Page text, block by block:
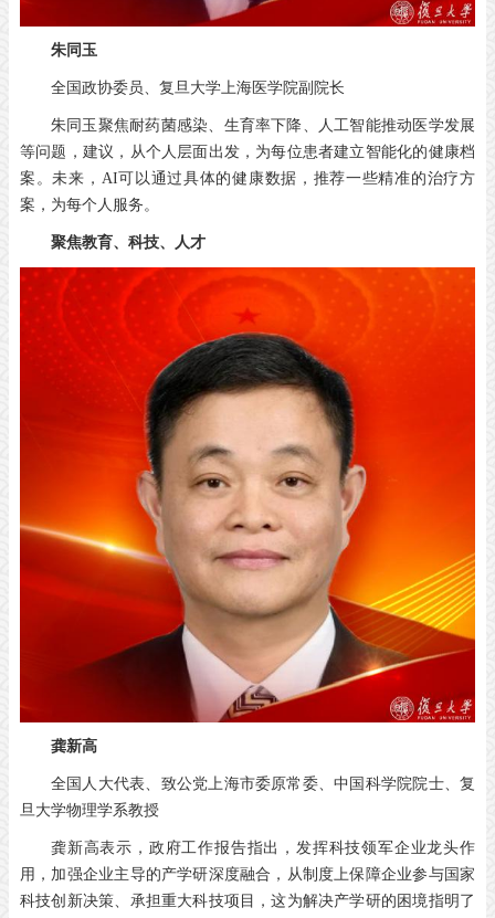
朱同玉
全国政协委员、复旦大学上海医学院副院长
朱同玉聚焦耐药菌感染、生育率下降、人工智能推动医学发展
等问题，建议，从个人层面出发，为每位患者建立智能化的健康档
案。未来， AI可以通过具体的健康数据，推荐一些精准的治疗方
案，为每个人服务。
聚焦教育、科技、人才
龚新高
全国人大代表、致公党上海市委原常委、中国科学院院士、复
旦大学物理学系教授
龚新高表示，政府工作报告指出，发挥科技领军企业龙头作
用，加强企业主导的产学研深度融合，从制度上保障企业参与国家
科技创新决策、承担重大科技项目，这为解决产学研的困境指明了